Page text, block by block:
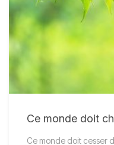
Ce monde doit
Ce monde doit cesser